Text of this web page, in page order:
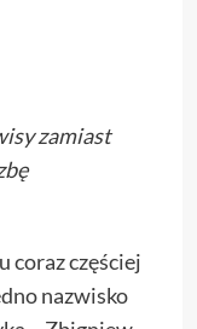
zamiast
coraz częściej
nazwisko